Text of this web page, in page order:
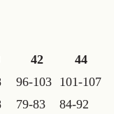
42
44
96-103 101-107
79-83
84-92